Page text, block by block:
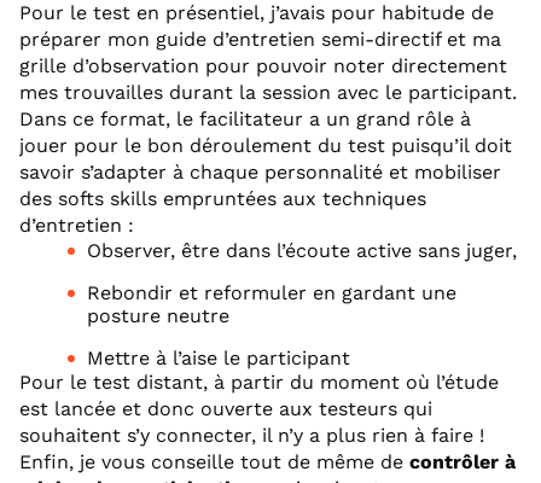
Pour le test en présentiel, j’avais pour habitude de
préparer mon guide d’entretien semi-directif et ma
grille d’observation pour pouvoir noter directement
mes trouvailles durant la session avec le participant.
Dans ce format, le facilitateur a un grand rôle à
jouer pour le bon déroulement du test puisqu’il doit
savoir s’adapter à chaque personnalité et mobiliser
des softs skills empruntées aux techniques
d’entretien :
Observer, être dans l’écoute active sans juger,
Rebondir et reformuler en gardant une
posture neutre
Mettre à l’aise le participant
Pour le test distant, à partir du moment où l’étude
est lancée et donc ouverte aux testeurs qui
souhaitent s’y connecter, il n’y a plus rien à faire !
Enfin, je vous conseille tout de même de contrôler à